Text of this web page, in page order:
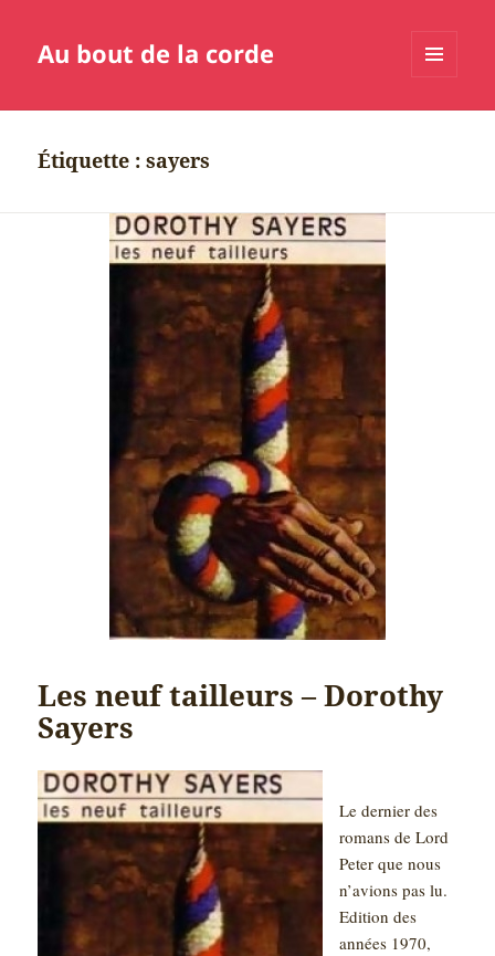
Au bout de la corde
Étiquette :sayers
Les neuf tailleurs – Dorothy
Sayers
Le dernier des
romans de Lord
Peter que nous
n’avions pas lu.
Edition des
années 1970,